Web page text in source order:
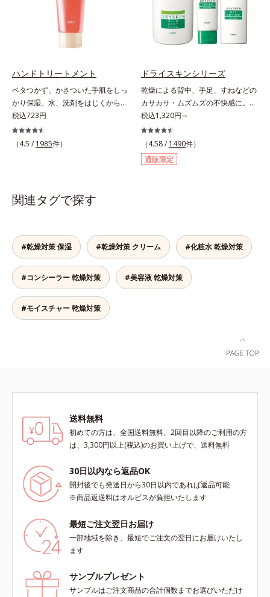
ら、メイク映えするしっとりやわら
か唇を実現します。【ご使用方法】
清潔な指先またはお手持ちのリップ
ブラシに適量をとって、唇にやさし
肌ボディを長時間キープします。
【ご使用方法】お風呂上がりなどの
清潔な肌に適量をやさしくなじませ
てください。
ハンドトリートメント
ベタつかず、かさついた手肌をしっ
かり保湿。水、洗剤をはじくからキ
ッチンでも使用できる万能型ハンド
クリーム。常に外気にさらされてい
る上、もともと皮脂分泌が少ない手
れを防止します。また、リピジュア
どの外部刺激から手肌を徹底ガード
するので、しっとり感がずっと続き
ます。* ポリクオタニウム-61（リ
ピジュアは、日油株式会社の登録商
標です。）
税込723円
（4.5 / 1985件）
ドライスキンシリーズ
乾燥による背中、手足、すねなどの
カサカサ・ムズムズの不快感に。背
中がムズムズして眠れない、手足が
カサつく、お風呂上がりはその不快
感が増してつらい・・・と悩んでい
ませんか？それはお肌が乾燥して外
的刺激に弱くなっているから。オル
は残します。特に不快感を感じやす
いお風呂上がりには、モイスチャー
シールド成分を配合した全身用の薬
用ジェルローション、部分用の薬用
クリームで、つらいカサつきや、ム
税込1,320円～
（4.58 / 1490件）
通販限定
関連タグで探す
#乾燥対策 保湿 #乾燥対策 クリーム #化粧水 乾燥対策
#コンシーラー 乾燥対策 #美容液 乾燥対策
#モイスチャー 乾燥対策
送料無料
初めての方は、全国送料無料、2回目以降のご利用の方
は、3,300円以上(税込)のお買い上げで、送料無料
30日以内なら返品OK
開封後でも発送日から30日以内であれば返品可能
※商品返送料はオルビスが負担いたします
最短ご注文翌日お届け
一部地域を除き、最短でご注文の翌日にお届けいたし
ます
サンプルプレゼント
サンプルはご注文商品の合計個数までお選びいただけ